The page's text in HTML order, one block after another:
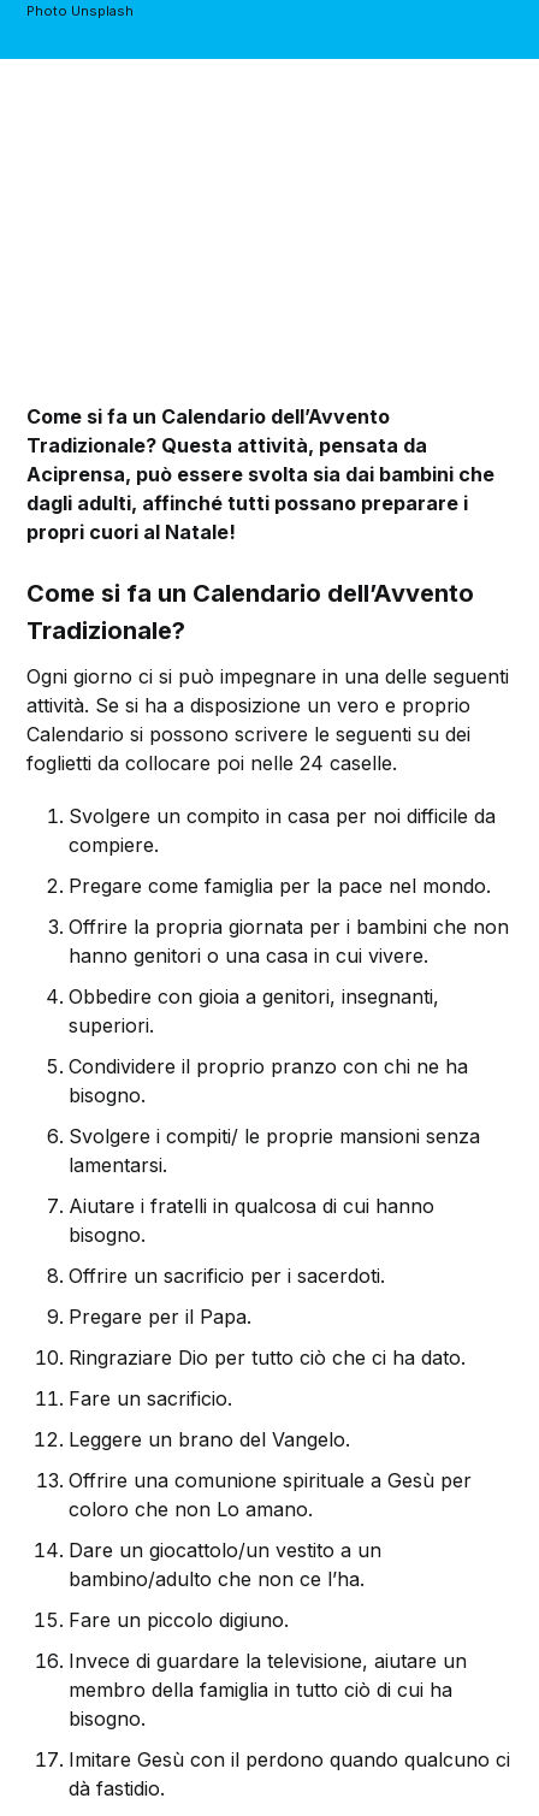
Photo Unsplash
Come si fa un Calendario dell’Avvento
Tradizionale? Questa attività, pensata da
Aciprensa, può essere svolta sia dai bambini che
dagli adulti, affinché tutti possano preparare i
propri cuori al Natale!
Come si fa un Calendario dell’Avvento
Tradizionale?
Ogni giorno ci si può impegnare in una delle seguenti
attività. Se si ha a disposizione un vero e proprio
Calendario si possono scrivere le seguenti su dei
foglietti da collocare poi nelle 24 caselle.
Svolgere un compito in casa per noi difficile da
compiere.
Pregare come famiglia per la pace nel mondo.
Offrire la propria giornata per i bambini che non
hanno genitori o una casa in cui vivere.
Obbedire con gioia a genitori, insegnanti,
superiori.
Condividere il proprio pranzo con chi ne ha
bisogno.
Svolgere i compiti/ le proprie mansioni senza
lamentarsi.
Aiutare i fratelli in qualcosa di cui hanno
bisogno.
Offrire un sacrificio per i sacerdoti.
Pregare per il Papa.
Ringraziare Dio per tutto ciò che ci ha dato.
Fare un sacrificio.
Leggere un brano del Vangelo.
Offrire una comunione spirituale a Gesù per
coloro che non Lo amano.
Dare un giocattolo/un vestito a un
bambino/adulto che non ce l’ha.
Fare un piccolo digiuno.
Invece di guardare la televisione, aiutare un
membro della famiglia in tutto ciò di cui ha
bisogno.
Imitare Gesù con il perdono quando qualcuno ci
dà fastidio.